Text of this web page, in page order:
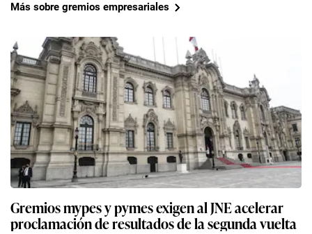
Más sobre gremios empresariales
Gremios mypes y pymes exigen al JNE acelerar
proclamación de resultados de la segunda vuelta